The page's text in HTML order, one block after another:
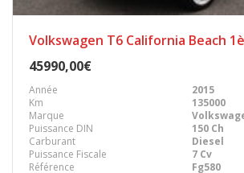
Volkswagen T6 California Beach
45990,00€
Année
2015
Km
135000
Marque
Puissance DIN
150 Ch
Carburant
Diesel
Puissance Fiscale
7 Cv
Référence
Fg580